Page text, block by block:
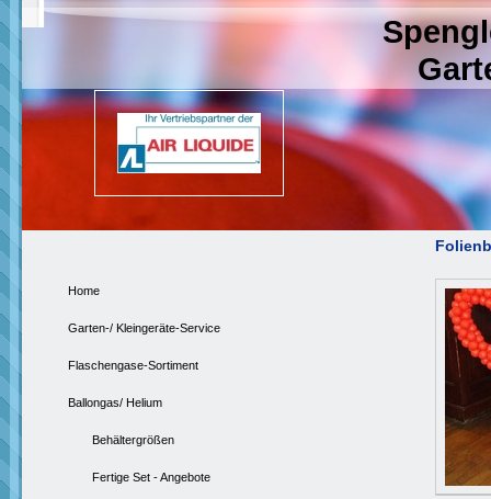
Home
Garten-/ Kleingeräte-Service
Flaschengase-Sortiment
Ballongas/ Helium
Behältergrößen
Fertige Set - Angebote